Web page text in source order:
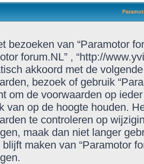
bezoeken van “Paramotor
forum.NL” , “http://
akkoord met de
bezoek of gebruik
om de voorwaarden op
van op de hoogte houden.
te controleren op
maak dan niet langer
blijft maken van “Paramotor